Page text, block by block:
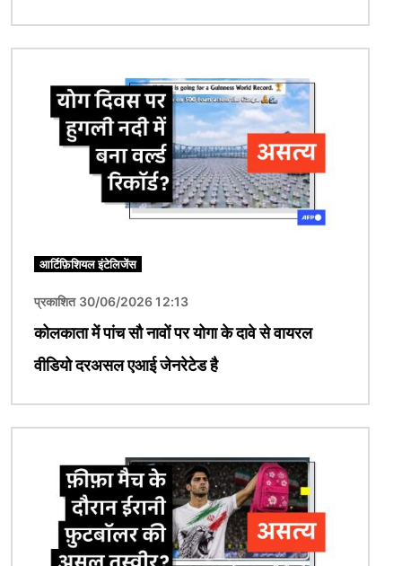
आर्टिफ़िशियल इंटेलिजेंस
प्रकाशित 30/06/2026 12:13
कोलकाता में पांच सौ नावों पर योगा के दावे से वायरल
वीडियो दरअसल एआई जेनरेटेड है